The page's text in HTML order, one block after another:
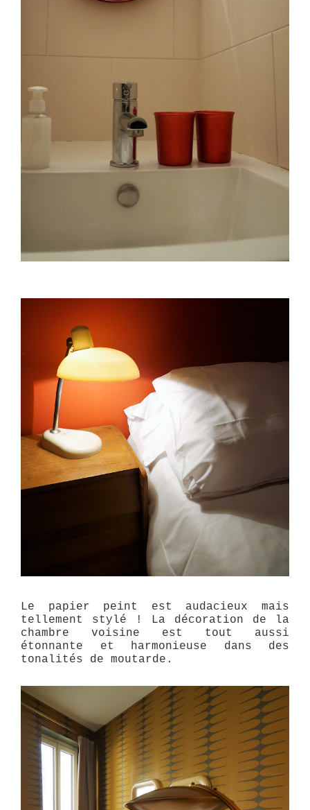
Le papier peint est audacieux mais
tellement stylé ! La décoration de la
chambre voisine est tout aussi
étonnante et harmonieuse dans des
tonalités de moutarde.